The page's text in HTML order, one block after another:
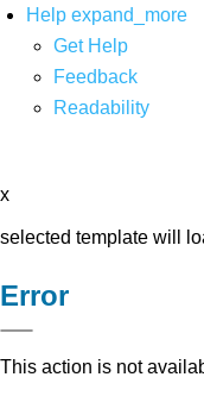
Help expand_more
Get Help
Feedback
Readability
x
selected template will
Error
This action is not